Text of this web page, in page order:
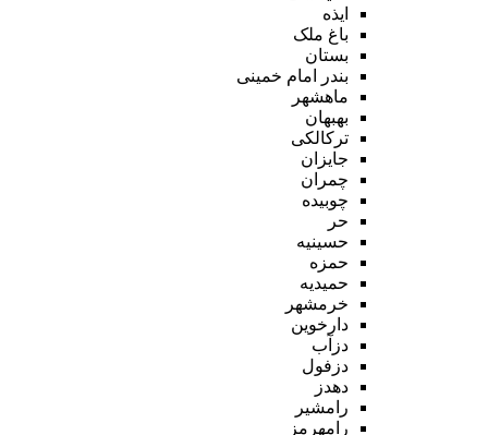
ایذه
باغ ملک
بستان
بندر امام خمینی
ماهشهر
بهبهان
ترکالکی
جایزان
چمران
چوبیده
حر
حسینیه
حمزه
حمیدیه
خرمشهر
دارخوین
دزآب
دزفول
دهدز
رامشیر
رامهرمز